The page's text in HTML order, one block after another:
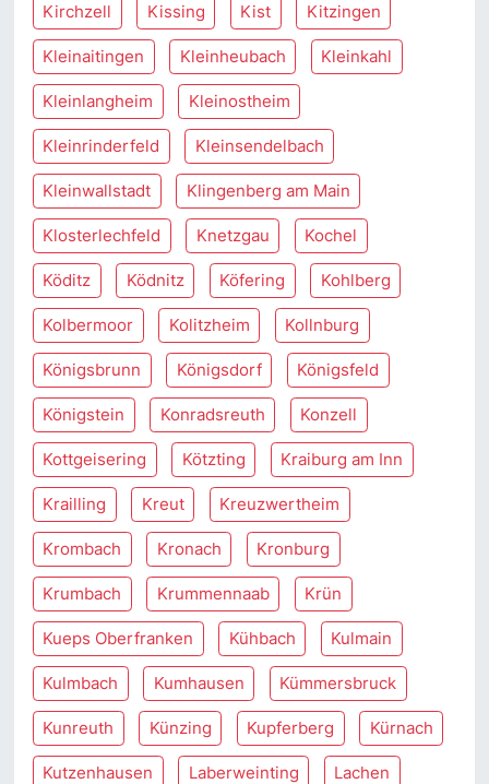
Kirchzell Kissing Kist Kitzingen
Kleinaitingen Kleinheubach Kleinkahl
Kleinlangheim Kleinostheim
Kleinrinderfeld Kleinsendelbach
Kleinwallstadt Klingenberg am Main
Klosterlechfeld Knetzgau Kochel
Köditz Ködnitz Köfering Kohlberg
Kolbermoor Kolitzheim Kollnburg
Königsbrunn Königsdorf Königsfeld
Königstein Konradsreuth Konzell
Kottgeisering Kötzting Kraiburg am Inn
Krailling Kreut Kreuzwertheim
Krombach Kronach Kronburg
Krumbach Krummennaab Krün
Kueps Oberfranken Kühbach Kulmain
Kulmbach Kumhausen Kümmersbruck
Kunreuth Künzing Kupferberg Kürnach
Kutzenhausen Laberweinting Lachen